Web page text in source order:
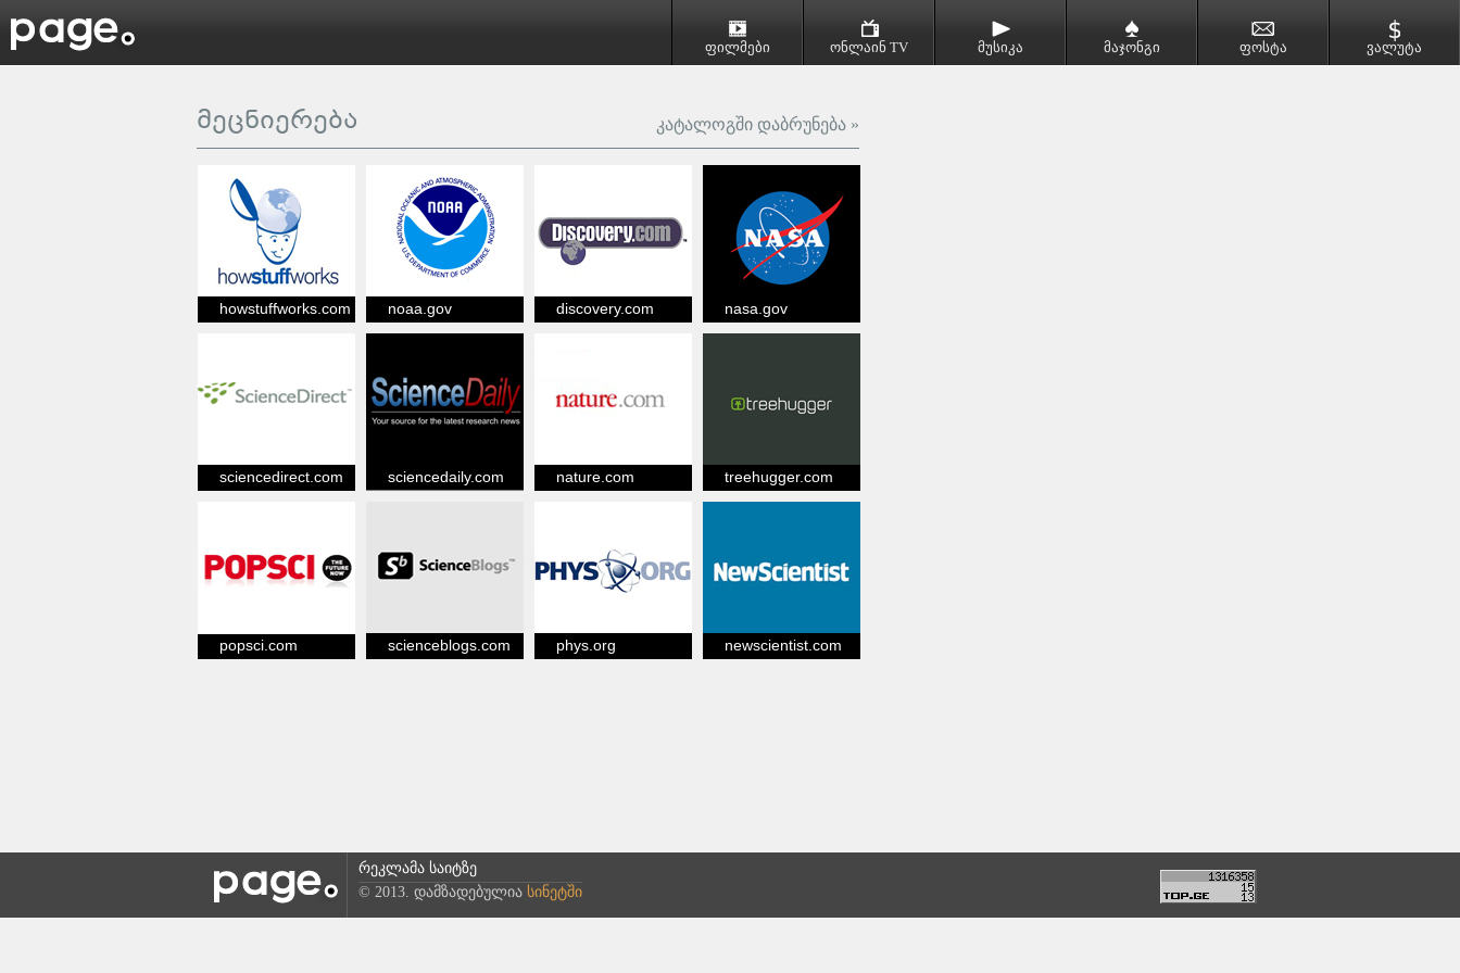
ფილმები ონლაინ TV მუსიკა მაჯონგი ფოსტა ვალუტა
მეცნიერება კატალოგში დაბრუნება »
howstuffworks.com noaa.gov discovery.com nasa.gov
sciencedirect.com sciencedaily.com nature.com treehugger.com
popsci.com scienceblogs.com phys.org newscientist.com
რეკლამა საიტზე
© 2013. დამზადებულია სინეტში